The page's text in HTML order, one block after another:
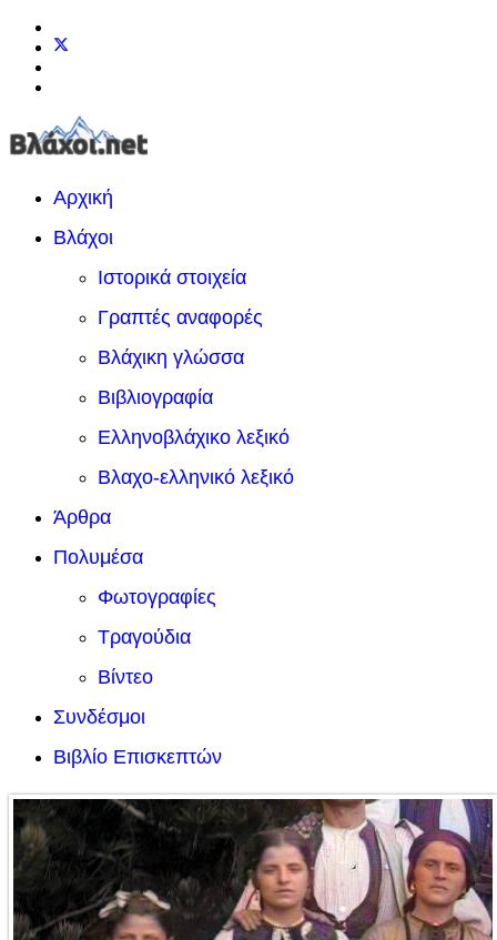
Αρχική
Βλάχοι
Ιστορικά στοιχεία
Γραπτές αναφορές
Βλάχικη γλώσσα
Βιβλιογραφία
Ελληνοβλάχικο λεξικό
Βλαχο-ελληνικό λεξικό
Άρθρα
Πολυμέσα
Φωτογραφίες
Τραγούδια
Βίντεο
Συνδέσμοι
Βιβλίο Επισκεπτών